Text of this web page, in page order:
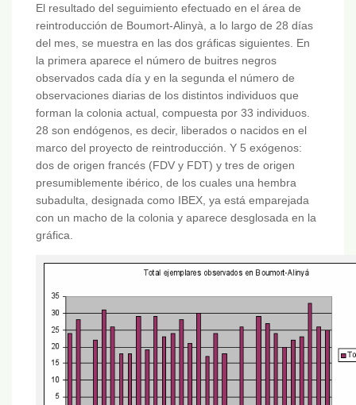
El resultado del seguimiento efectuado en el área de
reintroducción de Boumort-Alinyà, a lo largo de 28 días
del mes, se muestra en las dos gráficas siguientes. En
la primera aparece el número de buitres negros
observados cada día y en la segunda el número de
observaciones diarias de los distintos individuos que
forman la colonia actual, compuesta por 33 individuos.
28 son endógenos, es decir, liberados o nacidos en el
marco del proyecto de reintroducción. Y 5 exógenos:
dos de origen francés (FDV y FDT) y tres de origen
presumiblemente ibérico, de los cuales una hembra
subadulta, designada como IBEX, ya está emparejada
con un macho de la colonia y aparece desglosada en la
gráfica.